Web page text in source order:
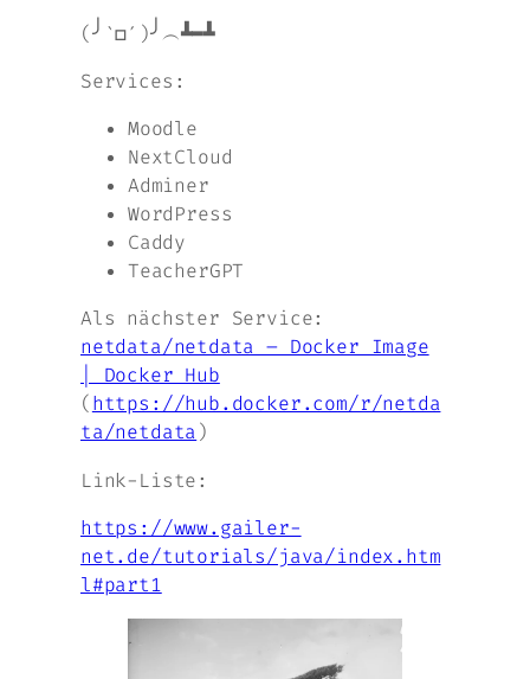
(╯‵□′)╯︵┻━┻
Services:
Moodle
NextCloud
Adminer
WordPress
Caddy
TeacherGPT
Als nächster Service:
netdata/netdata – Docker Image
| Docker Hub
(https://hub.docker.com/r/netda
ta/netdata)
Link-Liste:
https://www.gailer-
net.de/tutorials/java/index.htm
l#part1